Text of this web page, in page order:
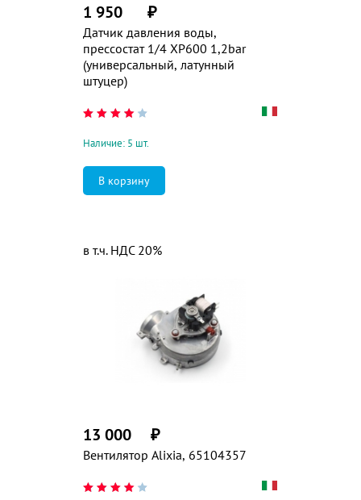
Датчик давления воды,
прессостат 1/4 XP600 1,2bar
(универсальный, латунный
штуцер)
1 950 ₽
Наличие: 5 шт.
Вентилятор Alixia, 65104357
13 000 ₽
в т.ч. НДС 20%